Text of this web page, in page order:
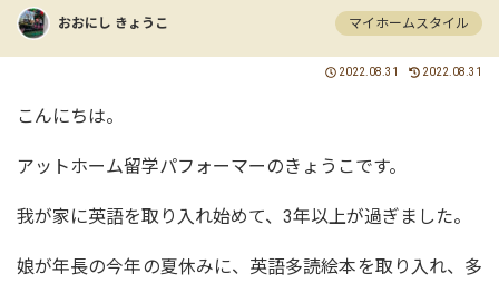
おおにし きょうこ マイホームスタイル
2022.08.31 2022.08.31
こんにちは。
アットホーム留学パフォーマーのきょうこです。
我が家に英語を取り入れ始めて、3年以上が過ぎました。
娘が年長の今年の夏休みに、英語多読絵本を取り入れ、多